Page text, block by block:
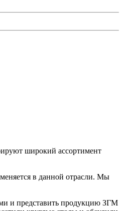
широкий ассортимент
в данной отрасли. Мы
и представить продукцию ЗГМ